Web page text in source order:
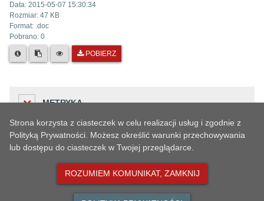
Data: 2015-05-07 15:30:34
Rozmiar: 47 KB
Format: .doc
Pobrano: 0
POBIERZ
METRYKA
Liczba odwiedzin
Podmiot udostępniający informację
Urząd Miejski w Oławie
Strona korzysta z ciasteczek w celu realizacji usług i zgodnie z
Polityką Prywatności. Możesz określić warunki przechowywania
lub dostępu do ciasteczek w Twojej przeglądarce.
ROZUMIEM KOMUNIKAT, ZAMKNIJ